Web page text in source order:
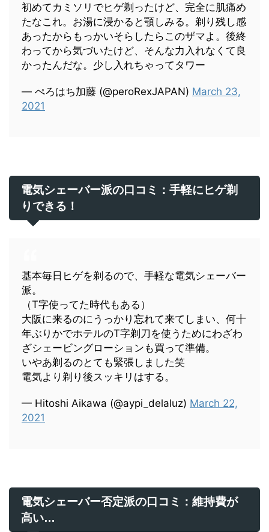
初めてカミソリでヒゲ剃ったけど、完全に肌痛め
たなこれ。お湯に浸かると顎しみる。剃り残し感
あったからもっかいそらしたらこのザマよ。後終
わってから気づいたけど、そんな力入れなくて良
かったんだな。少し入れちゃってタワー
— ぺろはち加藤 (@peroRexJAPAN) March 23,
2021
電気シェーバー派の口コミ：手軽にヒゲ剃
りできる！
基本毎日ヒゲを剃るので、手軽な電気シェーバー
派。
（T字使ってた時代もある）
大阪に来るのにうっかり忘れて来てしまい、何十
年ぶりかでホテルのT字剃刀を使うためにわざわ
ざシェービングローションも買って準備。
いやあ剃るのとても緊張しました笑
電気より剃り後スッキリはする。
— Hitoshi Aikawa (@aypi_delaluz) March 22,
2021
電気シェーバー否定派の口コミ：維持費が
高い…